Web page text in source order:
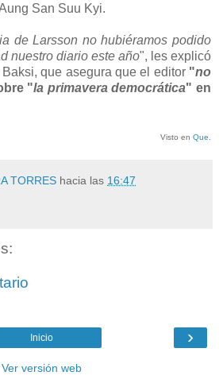
San Suu Kyi.
de Larsson no hubiéramos podido
nuestro diario este año", les explicó
que asegura que el editor "no
"la primavera democrática" en
Visto en Que
TORRES hacia las 16:47
›
Inicio
Ver versión web